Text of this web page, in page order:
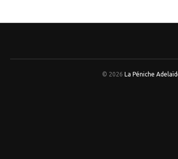
© 2026 La Péniche